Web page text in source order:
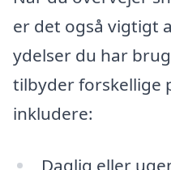
er det også vigtigt
ydelser du har
tilbyder forskellige
inkludere:
Daglig eller